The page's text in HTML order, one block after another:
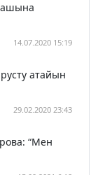
14.07.2020 15:19
атайын
29.02.2020 23:43
“Мен